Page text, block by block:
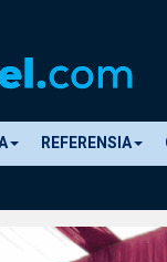
REFERENSIA